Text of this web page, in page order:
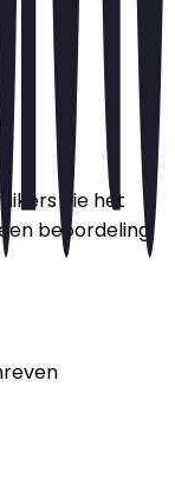
die het
beoordeling